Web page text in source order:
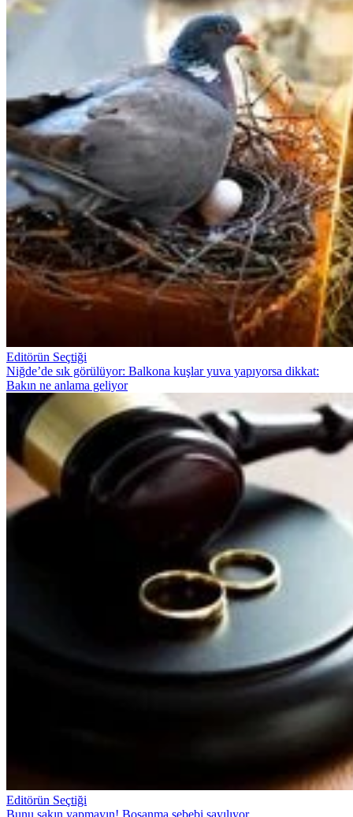
Editörün Seçtiği
Niğde’de sık görülüyor: Balkona kuşlar yuva yapıyorsa dikkat:
Bakın ne anlama geliyor
Editörün Seçtiği